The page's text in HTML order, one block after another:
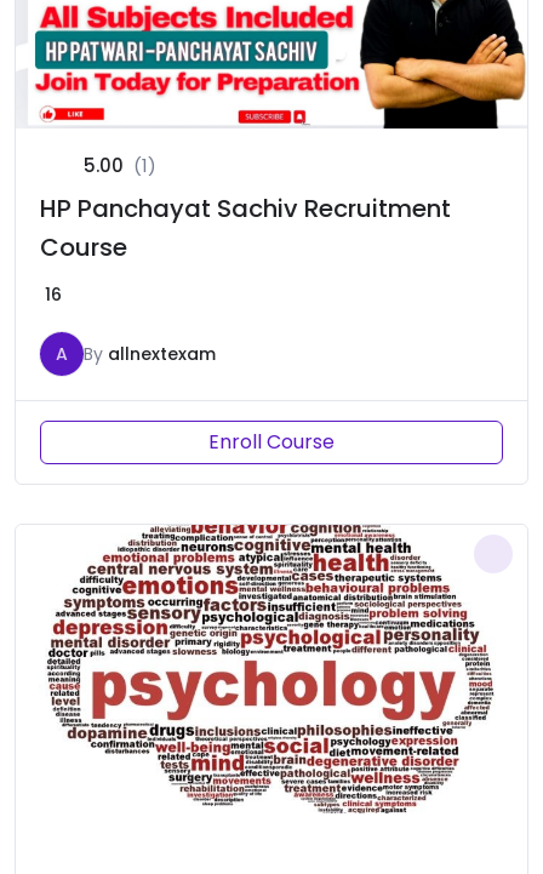
5.00 (1)
HP Panchayat Sachiv Recruitment
Course
16
A By allnextexam
Enroll Course